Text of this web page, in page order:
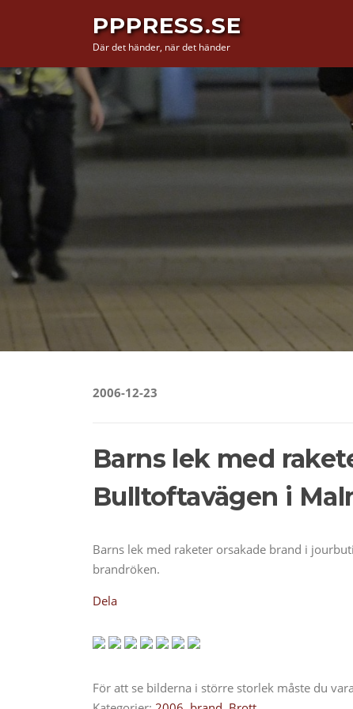
PPPRESS.SE
Där det händer, när det händer
2006-12-23
Barns lek med
Bulltoftavägen i
Barns lek med raketer orsakade brand i
brandröken.
Dela
För att se bilderna i större storlek måste du